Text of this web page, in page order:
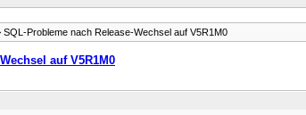
SQL-Probleme nach Release-Wechsel auf V5R1M0
auf V5R1M0